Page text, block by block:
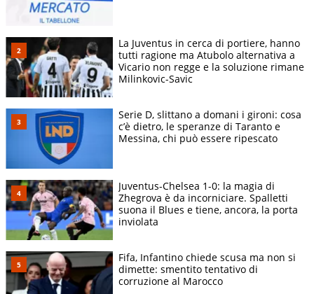
La Juventus in cerca di portiere, hanno
tutti ragione ma Atubolo alternativa a
Vicario non regge e la soluzione rimane
Milinkovic-Savic
Serie D, slittano a domani i gironi: cosa
c’è dietro, le speranze di Taranto e
Messina, chi può essere ripescato
Juventus-Chelsea 1-0: la magia di
Zhegrova è da incorniciare. Spalletti
suona il Blues e tiene, ancora, la porta
inviolata
Fifa, Infantino chiede scusa ma non si
dimette: smentito tentativo di
corruzione al Marocco